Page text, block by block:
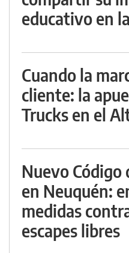
educativo en
Cuando la
cliente: la
Trucks en el
Nuevo Código
en Neuquén:
medidas
escapes libres